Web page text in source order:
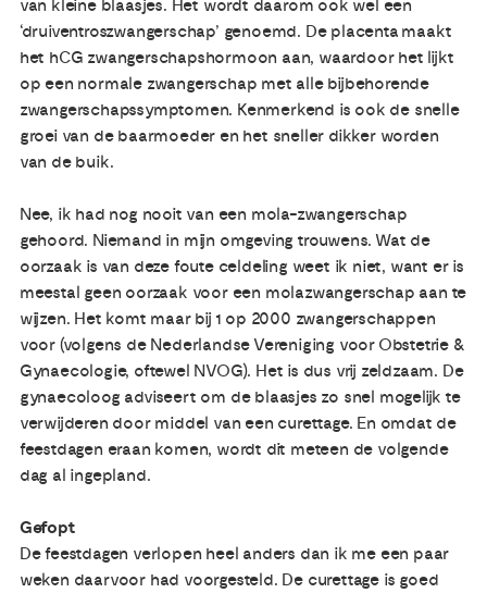
van kleine blaasjes. Het wordt daarom ook wel een
‘druiventroszwangerschap’ genoemd. De placenta maakt
het hCG zwangerschapshormoon aan, waardoor het lijkt
op een normale zwangerschap met alle bijbehorende
zwangerschapssymptomen. Kenmerkend is ook de snelle
groei van de baarmoeder en het sneller dikker worden
van de buik.
Nee, ik had nog nooit van een mola-zwangerschap
gehoord. Niemand in mijn omgeving trouwens. Wat de
oorzaak is van deze foute celdeling weet ik niet, want er is
meestal geen oorzaak voor een molazwangerschap aan te
wijzen. Het komt maar bij 1 op 2000 zwangerschappen
voor (volgens de Nederlandse Vereniging voor Obstetrie &
Gynaecologie, oftewel NVOG). Het is dus vrij zeldzaam. De
gynaecoloog adviseert om de blaasjes zo snel mogelijk te
verwijderen door middel van een curettage. En omdat de
feestdagen eraan komen, wordt dit meteen de volgende
dag al ingepland.
Gefopt
De feestdagen verlopen heel anders dan ik me een paar
weken daarvoor had voorgesteld. De curettage is goed